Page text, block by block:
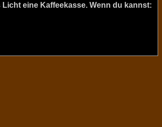
eine Kaffeekasse. Wenn du kannst: